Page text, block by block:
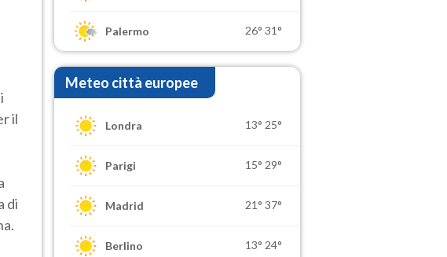
il
di
Palermo 26° 31°
Meteo città europee
Londra 13° 25°
Parigi 15° 29°
Madrid 21° 37°
Berlino 13° 24°